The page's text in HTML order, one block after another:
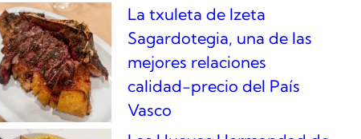
La txuleta de Izeta
Sagardotegia, una de las
mejores relaciones
calidad-precio del País
Vasco